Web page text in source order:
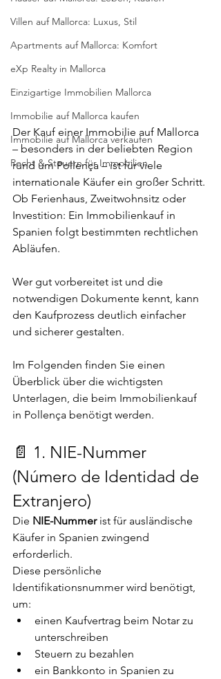
Villen auf Mallorca: Luxus, Stil
Apartments auf Mallorca: Komfort
eXp Realty in Mallorca
Einzigartige Immobilien Mallorca
Immobilie auf Mallorca kaufen
Immobilie auf Mallorca verkaufen
Recht & Steuern für Immobilien
Der Kauf einer Immobilie auf Mallorca
– besonders in der beliebten Region
rund um Pollença – ist für viele
internationale Käufer ein großer Schritt.
Ob Ferienhaus, Zweitwohnsitz oder
Investition: Ein Immobilienkauf in
Spanien folgt bestimmten rechtlichen
Abläufen.
Wer gut vorbereitet ist und die
notwendigen Dokumente kennt, kann
den Kaufprozess deutlich einfacher
und sicherer gestalten.
Im Folgenden finden Sie einen
Überblick über die wichtigsten
Unterlagen, die beim Immobilienkauf
in Pollença benötigt werden.
📄 1. NIE-Nummer
(Número de Identidad de
Extranjero)
Die NIE-Nummer ist für ausländische
Käufer in Spanien zwingend
erforderlich.
Diese persönliche
Identifikationsnummer wird benötigt,
um:
einen Kaufvertrag beim Notar zu
unterschreiben
Steuern zu bezahlen
ein Bankkonto in Spanien zu